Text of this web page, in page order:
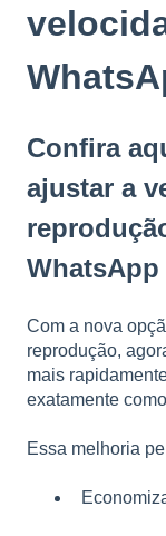
Confira
ajustar a
Com a nova
reprodução,
mais
exatamente
Essa melhoria